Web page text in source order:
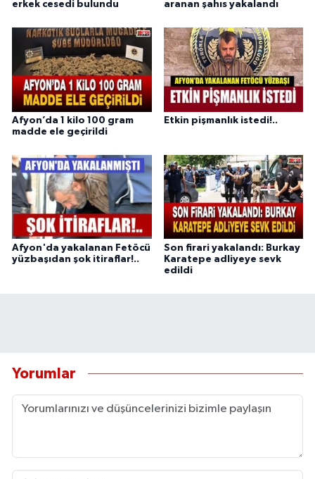
erkek cesedi bulundu aranan şahıs yakalandı
Afyon’da 1 kilo 100 gram
madde ele geçirildi
Etkin pişmanlık istedi!..
Afyon'da yakalanan Fetöcü
yüzbaşıdan şok itiraflar!..
Son firari yakalandı: Burkay
Karatepe adliyeye sevk
edildi
Yorumlar